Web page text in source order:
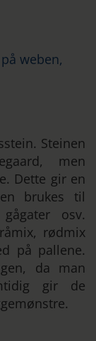
weben,
Steinen
men
Dette gir en
brukes til
osv.
rødmix
på pallene.
da man
gir de